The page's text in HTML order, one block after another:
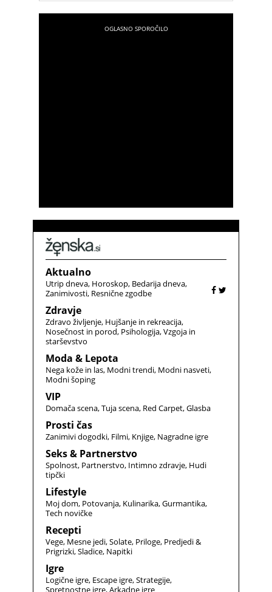
Aktualno
Utrip dneva Horoskop Bedarija dneva
Zanimivosti Resnične zgodbe
Zdravje
Zdravo življenje Hujšanje in rekreacija
Nosečnost in porod Psihologija Vzgoja in
starševstvo
Moda & Lepota
Nega kože in las Modni trendi Modni nasveti
Modni šoping
VIP
Domača scena Tuja scena Red Carpet Glasba
Prosti čas
Zanimivi dogodki Filmi Knjige Nagradne igre
Seks & Partnerstvo
Spolnost Partnerstvo Intimno zdravje Hudi
tipčki
Lifestyle
Moj dom Potovanja Kulinarika Gurmantika
Tech novičke
Recepti
Vege Mesne jedi Solate Priloge Predjedi &
Prigrizki Sladice Napitki
Igre
Logične igre Escape igre Strategije
Spretnostne igre Arkadne igre